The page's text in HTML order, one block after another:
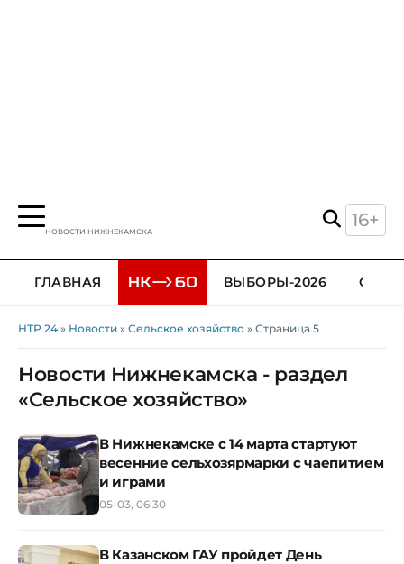
НОВОСТИ НИЖНЕКАМСКА
16+
ГЛАВНАЯ ВЫБОРЫ-2026
НТР 24 » Новости » Сельское хозяйство » Страница 5
Новости Нижнекамска - раздел
«Сельское хозяйство»
В Нижнекамске с 14 марта стартуют
весенние сельхозярмарки с чаепитием
и играми
05-03, 06:30
В Казанском ГАУ пройдет День